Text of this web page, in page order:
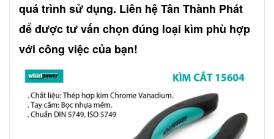
quá trình sử dụng. Liên hệTân Thành Phát
để được tư vấn chọn đúng loại kìm phù hợp
với công việc của bạn!